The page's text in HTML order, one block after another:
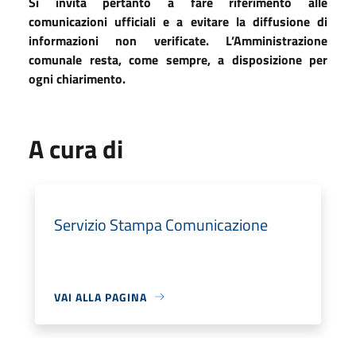
comunicazioni ufficiali e a evitare la diffusione di
informazioni non verificate. L’Amministrazione
comunale resta, come sempre, a disposizione per
ogni chiarimento.
A cura di
Servizio Stampa Comunicazione
VAI ALLA PAGINA